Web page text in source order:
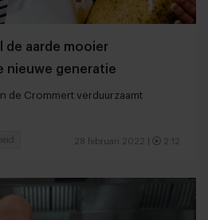
de aarde mooier
nieuwe generatie
de Crommert verduurzaamt
28 februari 2022 2:12